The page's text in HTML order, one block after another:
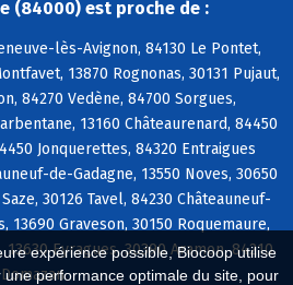
expérience possible, Biocoop utilise
performance optimale du site, pour
(84000) est proche de :
lès-Avignon, 84130 Le Pontet,
13870 Rognonas, 30131 Pujaut,
84270 Vedène, 84700 Sorgues,
13160 Châteaurenard, 84450
Jonquerettes, 84320 Entraigues
de-Gadagne, 13550 Noves, 30650
30126 Tavel, 84230 Châteauneuf-
13690 Graveson, 30150 Roquemaure,
Eyragues, 30390 Aramon, 84210